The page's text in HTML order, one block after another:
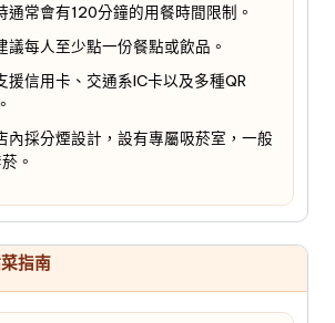
通常會有120分鐘的用餐時間限制。
議每人至少點一份餐點或飲品。
援信用卡、交通系IC卡以及多種QR
內採分煙設計，設有專屬吸菸室，一般
。
指南